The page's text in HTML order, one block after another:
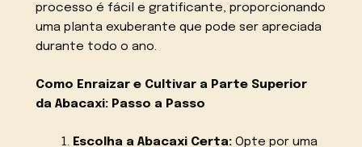
processo é fácil e gratificante, proporcionando
uma planta exuberante que pode ser apreciada
durante todo o ano.
Como Enraizar e Cultivar a Parte Superior
da Abacaxi: Passo a Passo
Escolha a Abacaxi Certa:Opte por uma